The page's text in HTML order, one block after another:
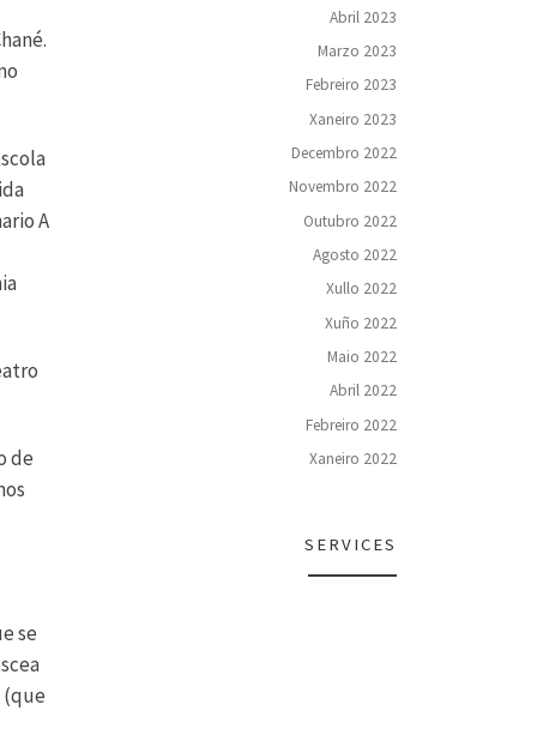
A
de
se
(que
Abril 2023
Marzo 2023
Febreiro 2023
Xaneiro 2023
Decembro 2022
Novembro 2022
Outubro 2022
Agosto 2022
Xullo 2022
Xuño 2022
Maio 2022
Abril 2022
Febreiro 2022
Xaneiro 2022
SERVICES